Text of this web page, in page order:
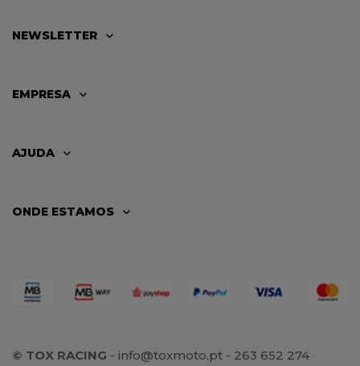
NEWSLETTER
EMPRESA
AJUDA
ONDE ESTAMOS
© TOX RACING - info@toxmoto.pt - 263 652 274